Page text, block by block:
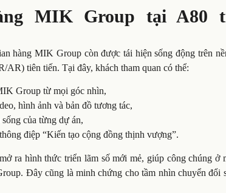
MIK Group tại A80
hàng MIK Group còn được tái hiện sống động trên
AR) tiên tiến. Tại đây, khách tham quan có thể:
Group từ mọi góc nhìn,
hình ảnh và bản đồ tương tác,
của từng dự án,
điệp “Kiến tạo cộng đồng thịnh vượng”.
ra hình thức triển lãm số mới mẻ, giúp công chúng ở
Đây cũng là minh chứng cho tầm nhìn chuyển đổi